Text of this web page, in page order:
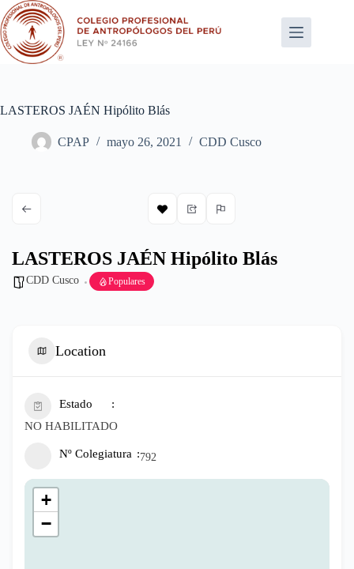
Saltar
al
contenido
LASTEROS JAÉN Hipólito Blás
CPAP mayo 26, 2021 CDD Cusco
LASTEROS JAÉN Hipólito Blás
CDD Cusco Populares
Location
Estado
NO HABILITADO
Nº Colegiatura 792
+
−